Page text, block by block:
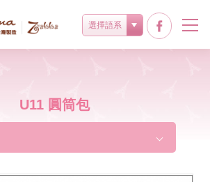
選擇語系
U11 圓筒包